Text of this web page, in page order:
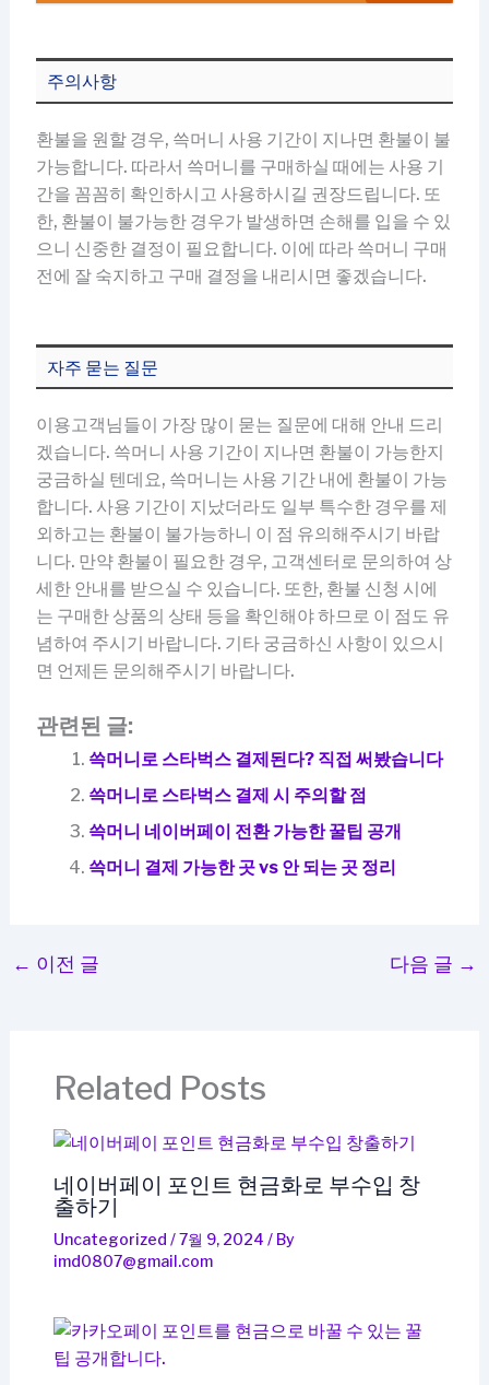
주의사항
환불을 원할 경우, 쓱머니 사용 기간이 지나면 환불이 불
가능합니다. 따라서 쓱머니를 구매하실 때에는 사용 기
간을 꼼꼼히 확인하시고 사용하시길 권장드립니다. 또
한, 환불이 불가능한 경우가 발생하면 손해를 입을 수 있
으니 신중한 결정이 필요합니다. 이에 따라 쓱머니 구매
전에 잘 숙지하고 구매 결정을 내리시면 좋겠습니다.
자주 묻는 질문
이용고객님들이 가장 많이 묻는 질문에 대해 안내 드리
겠습니다. 쓱머니 사용 기간이 지나면 환불이 가능한지
궁금하실 텐데요, 쓱머니는 사용 기간 내에 환불이 가능
합니다. 사용 기간이 지났더라도 일부 특수한 경우를 제
외하고는 환불이 불가능하니 이 점 유의해주시기 바랍
니다. 만약 환불이 필요한 경우, 고객센터로 문의하여 상
세한 안내를 받으실 수 있습니다. 또한, 환불 신청 시에
는 구매한 상품의 상태 등을 확인해야 하므로 이 점도 유
념하여 주시기 바랍니다. 기타 궁금하신 사항이 있으시
면 언제든 문의해주시기 바랍니다.
관련된 글:
쓱머니로 스타벅스 결제된다? 직접 써봤습니다
쓱머니로 스타벅스 결제 시 주의할 점
쓱머니 네이버페이 전환 가능한 꿀팁 공개
쓱머니 결제 가능한 곳 vs 안 되는 곳 정리
← 이전 글 다음 글 →
Related Posts
네이버페이 포인트 현금화로 부수입 창
출하기
Uncategorized /7월 9, 2024 / By
imd0807@gmail.com